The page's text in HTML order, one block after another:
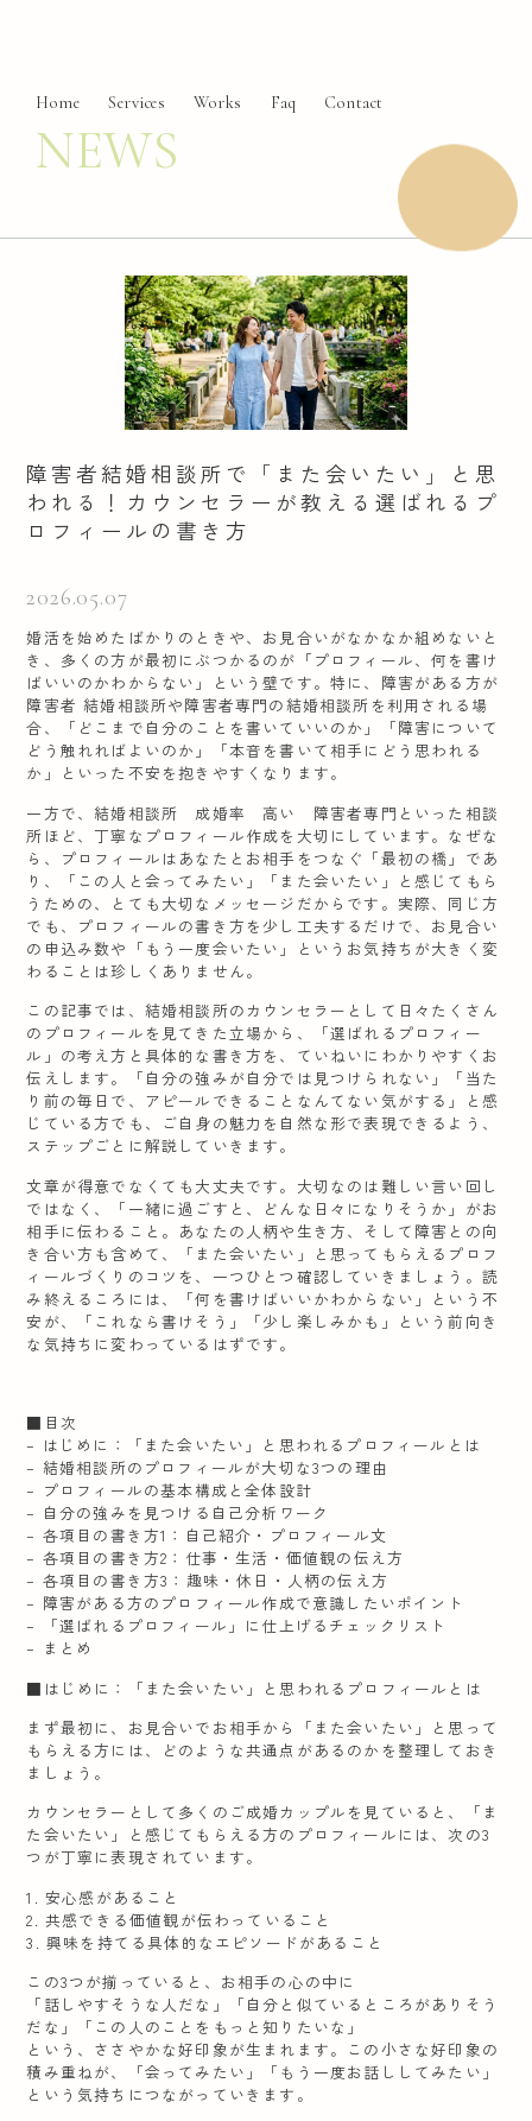
Home Services Works Faq Contact
NEWS
障害者結婚相談所で「また会いたい」と思
われる！カウンセラーが教える選ばれるプ
ロフィールの書き方
2026.05.07
婚活を始めたばかりのときや、お見合いがなかなか組めないと
き、多くの方が最初にぶつかるのが「プロフィール、何を書け
ばいいのかわからない」という壁です。特に、障害がある方が
障害者 結婚相談所や障害者専門の結婚相談所を利用される場
合、「どこまで自分のことを書いていいのか」「障害について
どう触れればよいのか」「本音を書いて相手にどう思われる
か」といった不安を抱きやすくなります。
一方で、結婚相談所 成婚率 高い 障害者専門といった相談
所ほど、丁寧なプロフィール作成を大切にしています。なぜな
ら、プロフィールはあなたとお相手をつなぐ「最初の橋」であ
り、「この人と会ってみたい」「また会いたい」と感じてもら
うための、とても大切なメッセージだからです。実際、同じ方
でも、プロフィールの書き方を少し工夫するだけで、お見合い
の申込み数や「もう一度会いたい」というお気持ちが大きく変
わることは珍しくありません。
この記事では、結婚相談所のカウンセラーとして日々たくさん
のプロフィールを見てきた立場から、「選ばれるプロフィー
ル」の考え方と具体的な書き方を、ていねいにわかりやすくお
伝えします。「自分の強みが自分では見つけられない」「当た
り前の毎日で、アピールできることなんてない気がする」と感
じている方でも、ご自身の魅力を自然な形で表現できるよう、
ステップごとに解説していきます。
文章が得意でなくても大丈夫です。大切なのは難しい言い回し
ではなく、「一緒に過ごすと、どんな日々になりそうか」がお
相手に伝わること。あなたの人柄や生き方、そして障害との向
き合い方も含めて、「また会いたい」と思ってもらえるプロフ
ィールづくりのコツを、一つひとつ確認していきましょう。読
み終えるころには、「何を書けばいいかわからない」という不
安が、「これなら書けそう」「少し楽しみかも」という前向き
な気持ちに変わっているはずです。
■目次
– はじめに：「また会いたい」と思われるプロフィールとは
– 結婚相談所のプロフィールが大切な3つの理由
– プロフィールの基本構成と全体設計
– 自分の強みを見つける自己分析ワーク
– 各項目の書き方1：自己紹介・プロフィール文
– 各項目の書き方2：仕事・生活・価値観の伝え方
– 各項目の書き方3：趣味・休日・人柄の伝え方
– 障害がある方のプロフィール作成で意識したいポイント
– 「選ばれるプロフィール」に仕上げるチェックリスト
– まとめ
■はじめに：「また会いたい」と思われるプロフィールとは
まず最初に、お見合いでお相手から「また会いたい」と思って
もらえる方には、どのような共通点があるのかを整理しておき
ましょう。
カウンセラーとして多くのご成婚カップルを見ていると、「ま
た会いたい」と感じてもらえる方のプロフィールには、次の3
つが丁寧に表現されています。
1. 安心感があること
2. 共感できる価値観が伝わっていること
3. 興味を持てる具体的なエピソードがあること
この3つが揃っていると、お相手の心の中に
「話しやすそうな人だな」「自分と似ているところがありそう
だな」「この人のことをもっと知りたいな」
という、ささやかな好印象が生まれます。この小さな好印象の
積み重ねが、「会ってみたい」「もう一度お話ししてみたい」
という気持ちにつながっていきます。